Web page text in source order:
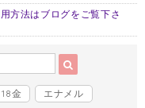
方法はブログをご覧下さ
18金
エナメル